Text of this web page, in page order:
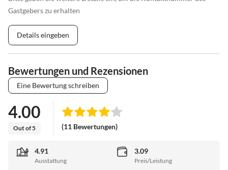
Gastgebers zu erhalten
Details eingeben
Bewertungen und Rezensionen
Eine Bewertung schreiben
4.00
Out of 5 (11 Bewertungen)
4.91
Ausstattung
3.09
Preis/Leistung